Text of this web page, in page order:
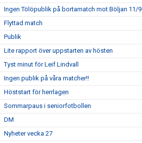
Ingen Tölöpublik på bortamatch mot Böljan 11/9
Flyttad match
Publik
Lite rapport över uppstarten av hösten
Tyst minut för Leif Lindvall
Ingen publik på våra matcher!!
Höststart för herrlagen
Sommarpaus i seniorfotbollen
DM
Nyheter vecka 27